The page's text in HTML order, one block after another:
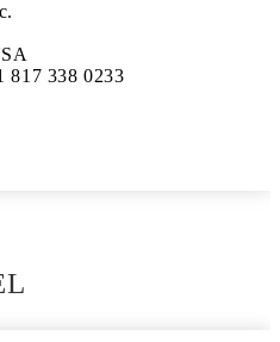
817 338 0233